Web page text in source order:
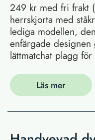
249 kr med fri frakt
herrskjorta med
lediga modellen,
enfärgade
lättmatchat plagg
Läs mer